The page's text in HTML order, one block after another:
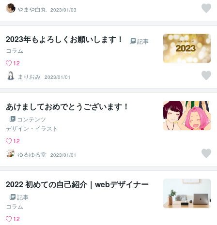
やまや白丸 2023/01/03
2023年もよろしくお願いします！
記事
コラム
12
まりおみ 2023/01/01
あけましておめでとうございます！
コンテンツ
デザイン・イラスト
12
ゆるゆる堂 2023/01/01
2022 初めての自己紹介｜webデザイナー
記事
コラム
12